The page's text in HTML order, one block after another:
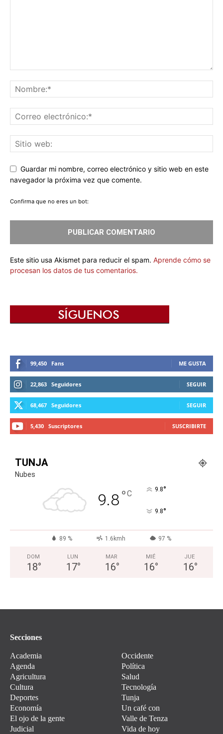
Guardar mi nombre, correo electrónico y sitio web en este
navegador la próxima vez que comente.
Confirma que no eres un bot:
Este sitio usa Akismet para reducir el spam. Aprende cómo se
procesan los datos de tus comentarios.
99,450 Fans ME GUSTA
22,863 Seguidores SEGUIR
68,467 Seguidores SEGUIR
5,430 Suscriptores SUSCRIBIRTE
TUNJA
Nubes
9.8°C 9.8°
9.8°
89 % 1.6kmh 97 %
DOM
18°
LUN
17°
MAR
16°
MIÉ
16°
JUE
16°
Secciones
Academia
Agenda
Agricultura
Cultura
Deportes
Economía
El ojo de la gente
Judicial
Occidente
Política
Salud
Tecnología
Tunja
Un café con
Valle de Tenza
Vida de hoy